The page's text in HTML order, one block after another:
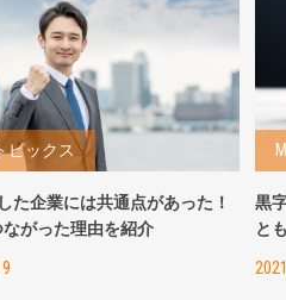
ピックス
た企業には共通点があった！
ながった理由を紹介
黒
と